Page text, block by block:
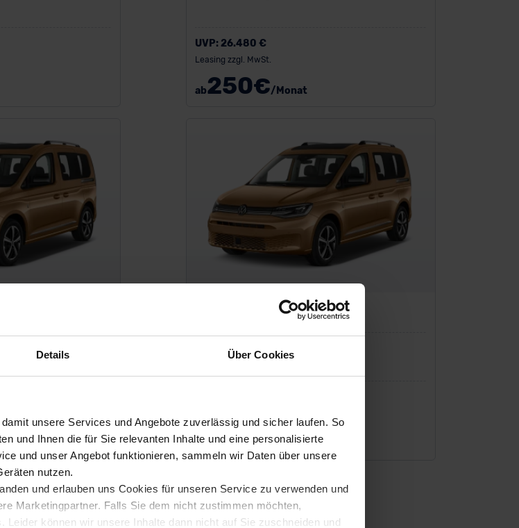
Details Über Cookies
unsere Services und Angebote zuverlässig und sicher laufen. So
und Ihnen die für Sie relevanten Inhalte und eine personalisierte
und unser Angebot funktionieren, sammeln wir Daten über unsere
nutzen.
und erlauben uns Cookies für unseren Service zu verwenden und
Marketingpartner. Falls Sie dem nicht zustimmen möchten,
können wir unsere Inhalte dann nicht auf Sie zuschneiden und
UVP:26.480 €
Leasing zzgl. MwSt.
ab250€/Monat
VW Caddy Plug-in-Hybrid
ab 344€/Monat